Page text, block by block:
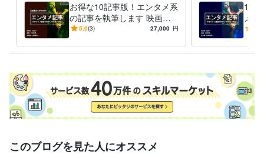
語学力
英語 日常会話レベル
お得な10記事版！エンタメ系
の記事を執筆します 映画・
アニメ・ドラマ・音楽等、エ
5.0(3) 27,000 円
1記
メ記
アニ
このブログを見た人にオススメ